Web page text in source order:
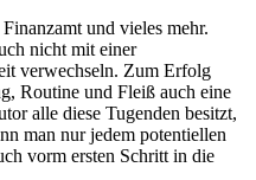
und vieles mehr.
nicht mit einer
verwechseln. Zum Erfolg
Routine und Fleiß auch eine
alle diese Tugenden besitzt,
man nur jedem potentiellen
vorm ersten Schritt in die